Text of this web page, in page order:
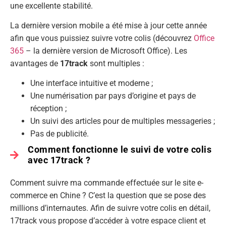
une excellente stabilité.
La dernière version mobile a été mise à jour cette année
afin que vous puissiez suivre votre colis (découvrez Office
365 – la dernière version de Microsoft Office). Les
avantages de 17track sont multiples :
Une interface intuitive et moderne ;
Une numérisation par pays d’origine et pays de
réception ;
Un suivi des articles pour de multiples messageries ;
Pas de publicité.
Comment fonctionne le suivi de votre colis
avec 17track ?
Comment suivre ma commande effectuée sur le site e-
commerce en Chine ? C’est la question que se pose des
millions d’internautes. Afin de suivre votre colis en détail,
17track vous propose d’accéder à votre espace client et